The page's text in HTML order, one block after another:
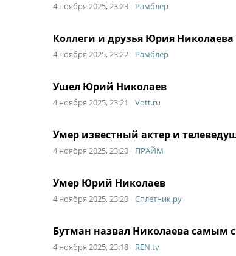
4 ноября 2025, 23:23 Рамблер
Коллеги и друзья Юрия
4 ноября 2025, 23:22 Рамблер
Ушел Юрий Николаев
4 ноября 2025, 23:21 Vott.ru
Умер известный актер и
4 ноября 2025, 23:20 ПРАЙМ
Умер Юрий Николаев
4 ноября 2025, 23:20 Сплетник.ру
Бутман назвал Николаева самым
4 ноября 2025, 23:18 REN.tv